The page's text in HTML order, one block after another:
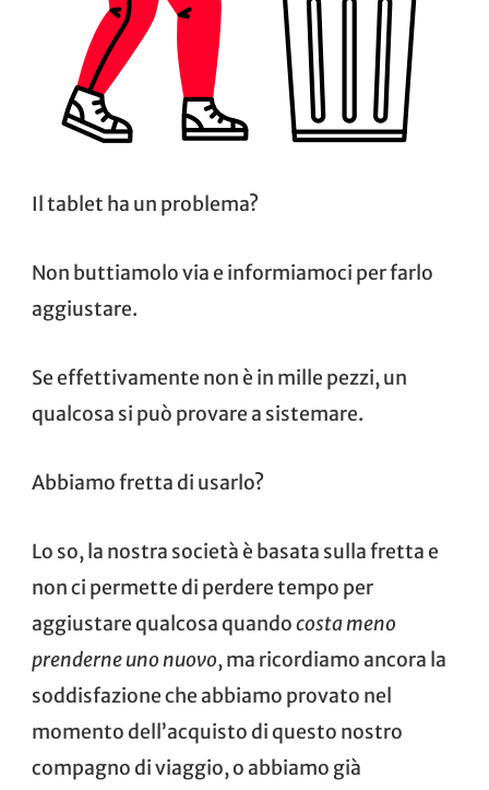
Il tablet ha un problema?
Non buttiamolo via e informiamoci per farlo
aggiustare.
Se effettivamente non è in mille pezzi, un
qualcosa si può provare a sistemare.
Abbiamo fretta di usarlo?
Lo so, la nostra società è basata sulla fretta e
non ci permette di perdere tempo per
aggiustare qualcosa quandocosta meno
prenderne uno nuovo, ma ricordiamo ancora la
soddisfazione che abbiamo provato nel
momento dell’acquisto di questo nostro
compagno di viaggio, o abbiamo già